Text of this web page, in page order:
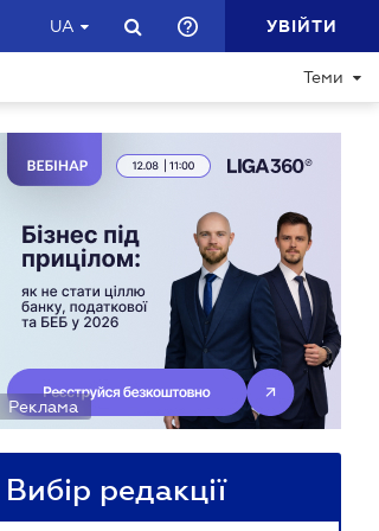
UA УВІЙТИ
Теми
Реклама
Вибір редакції